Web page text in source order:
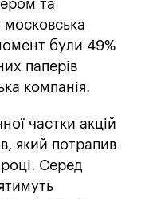
та
московська
були 49%
паперів
компанія.
частки акцій
який потрапив
році. Серед